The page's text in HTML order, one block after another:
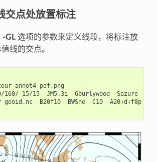
交点处放置标注
-GL选项的参数来定义线段，将标注放
线的交点。
pdf,png
160/-15/15 -JM5.3i -Gburlywood -Sazure -
geoid.nc -B20f10 -BWSne -C10 -A20+d+f8p -